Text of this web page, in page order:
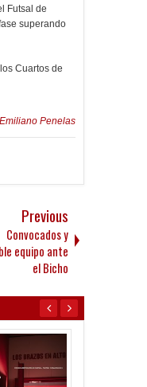
Futsal de
superando
Cuartos de
Emiliano Penelas
Previous
Convocados y
equipo ante
el Bicho